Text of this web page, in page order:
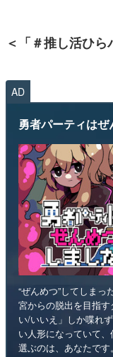
＜「＃推し活ひ
AD
勇者パーティはぜ
“ぜんめつ”してしま
宮からの脱出を目指
い/いいえ」しか喋れ
い人形になっていて
選ぶのは、あなたです。